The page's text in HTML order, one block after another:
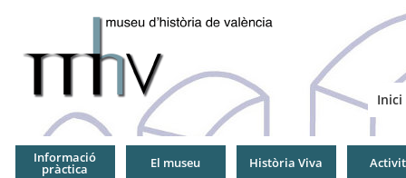
Inici
Informació
pràctica El museu Història Viva